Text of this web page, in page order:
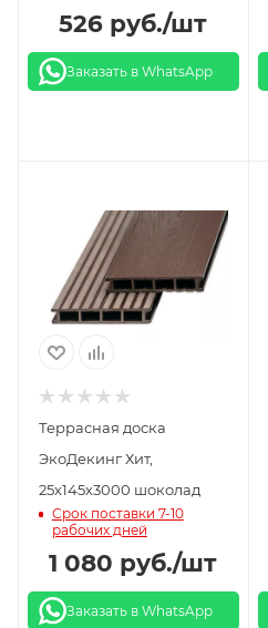
526 руб./шт
Заказать в WhatsApp
Террасная доска
ЭкоДекинг Хит,
25х145х3000 шоколад
Срок поставки 7-10
рабочих дней
1 080 руб./шт
Заказать в WhatsApp